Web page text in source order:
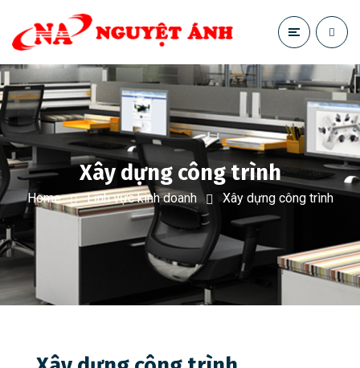
Xây dựng công trình
Home Lĩnh vực kinh doanh Xây dựng công trình